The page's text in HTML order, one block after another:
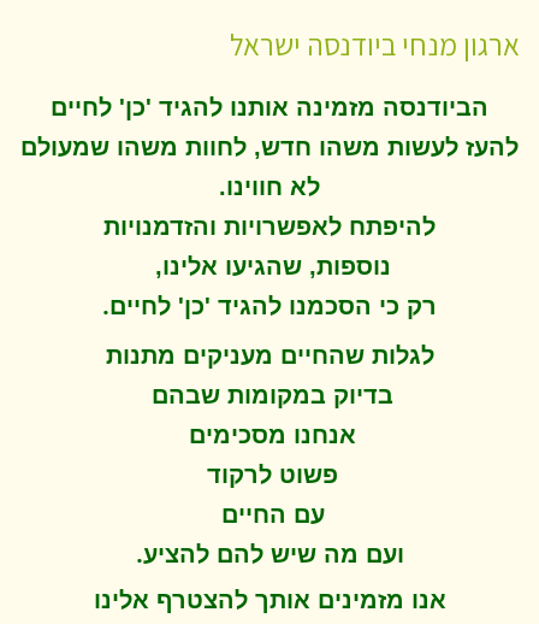
ארגון מנחי ביודנסה ישראל
הביודנסה מזמינה אותנו להגיד 'כן' לחיים
להעז לעשות משהו חדש, לחוות משהו שמעולם
לא חווינו.
להיפתח לאפשרויות והזדמנויות
נוספות, שהגיעו אלינו,
רק כי הסכמנו להגיד 'כן' לחיים.
לגלות שהחיים מעניקים מתנות
בדיוק במקומות שבהם
אנחנו מסכימים
פשוט לרקוד
עם החיים
ועם מה שיש להם להציע.
אנו מזמינים אותך להצטרף אלינו